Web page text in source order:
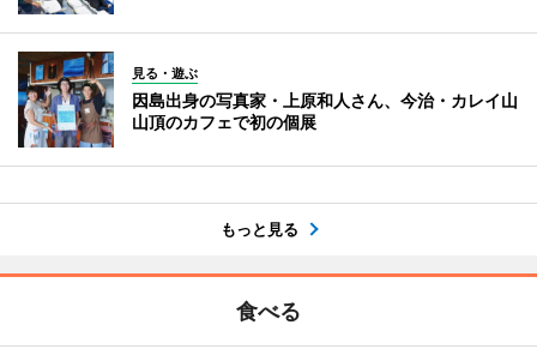
見る・遊ぶ
因島出身の写真家・上原和人さん、今治・カレイ山
山頂のカフェで初の個展
もっと見る
食べる